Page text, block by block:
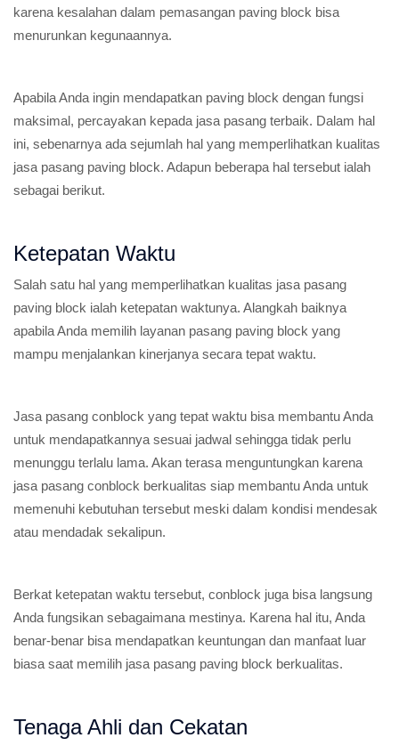
karena kesalahan dalam pemasangan paving block bisa
menurunkan kegunaannya.
Apabila Anda ingin mendapatkan paving block dengan fungsi
maksimal, percayakan kepada jasa pasang terbaik. Dalam hal
ini, sebenarnya ada sejumlah hal yang memperlihatkan kualitas
jasa pasang paving block. Adapun beberapa hal tersebut ialah
sebagai berikut.
Ketepatan Waktu
Salah satu hal yang memperlihatkan kualitas jasa pasang
paving block ialah ketepatan waktunya. Alangkah baiknya
apabila Anda memilih layanan pasang paving block yang
mampu menjalankan kinerjanya secara tepat waktu.
Jasa pasang conblock yang tepat waktu bisa membantu Anda
untuk mendapatkannya sesuai jadwal sehingga tidak perlu
menunggu terlalu lama. Akan terasa menguntungkan karena
jasa pasang conblock berkualitas siap membantu Anda untuk
memenuhi kebutuhan tersebut meski dalam kondisi mendesak
atau mendadak sekalipun.
Berkat ketepatan waktu tersebut, conblock juga bisa langsung
Anda fungsikan sebagaimana mestinya. Karena hal itu, Anda
benar-benar bisa mendapatkan keuntungan dan manfaat luar
biasa saat memilih jasa pasang paving block berkualitas.
Tenaga Ahli dan Cekatan